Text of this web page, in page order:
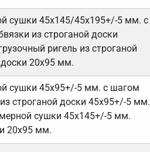
сушки 45х145/45х195+/-5 мм. с
из строганой доски
ригель из строганой
20х95 мм.
сушки 45х95+/-5 мм. с шагом
строганой доски 45х95+/-5 мм.
сушки 45х145+/-5 мм.
20х95 мм.